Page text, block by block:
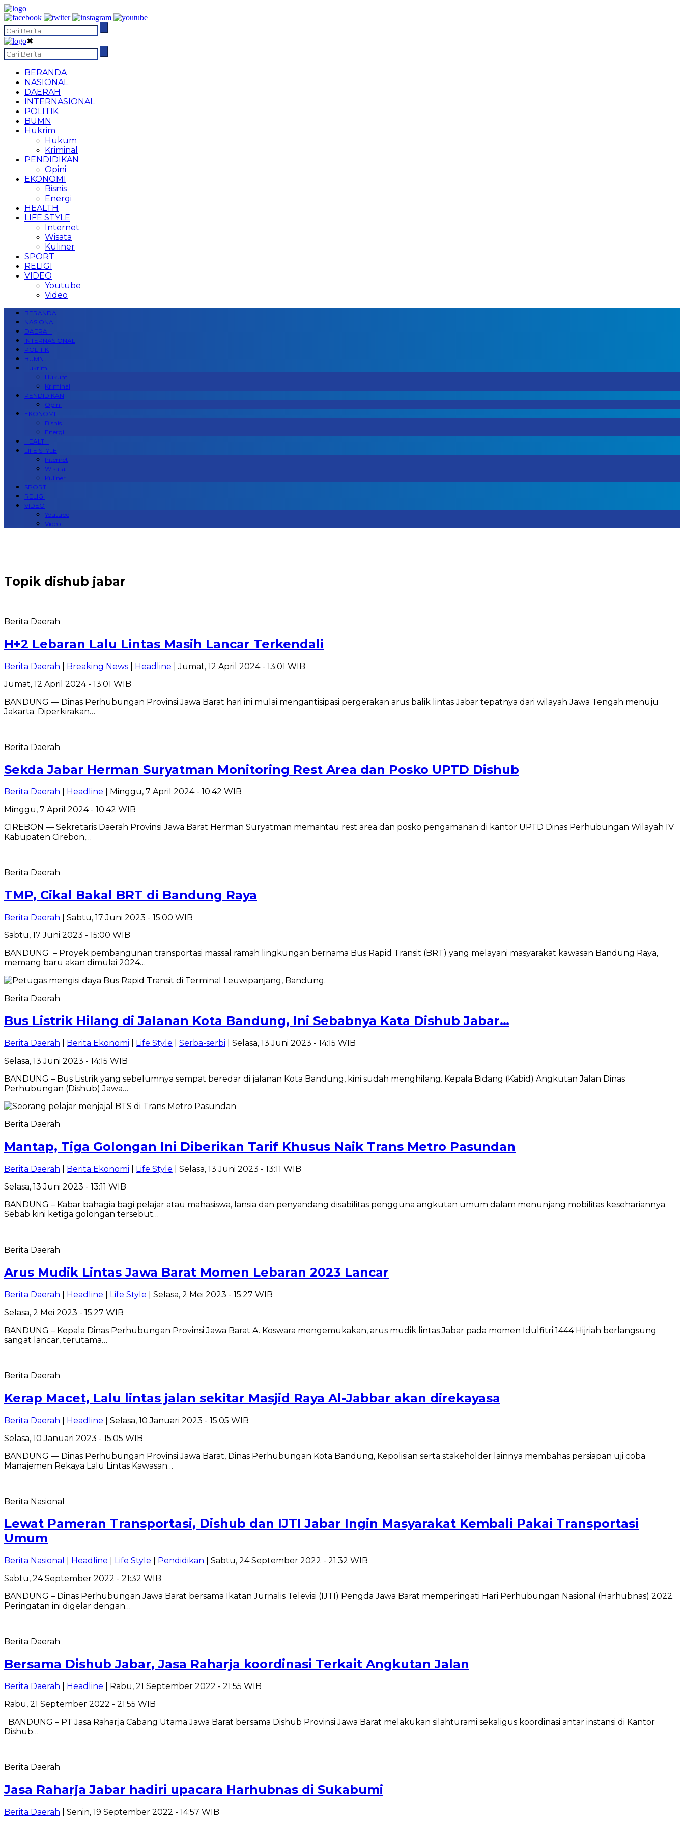
✖
BERANDA
NASIONAL
DAERAH
INTERNASIONAL
POLITIK
BUMN
Hukrim
Hukum
Kriminal
PENDIDIKAN
Opini
EKONOMI
Bisnis
Energi
HEALTH
LIFE STYLE
Internet
Wisata
Kuliner
SPORT
RELIGI
VIDEO
Youtube
Video
BERANDA
NASIONAL
DAERAH
INTERNASIONAL
POLITIK
BUMN
Hukrim
Hukum
Kriminal
PENDIDIKAN
Opini
EKONOMI
Bisnis
Energi
HEALTH
LIFE STYLE
Internet
Wisata
Kuliner
SPORT
RELIGI
VIDEO
Youtube
Video
Topik dishub jabar
Berita Daerah
H+2 Lebaran Lalu Lintas Masih Lancar Terkendali
Berita Daerah Breaking News Headline | Jumat, 12 April 2024 - 13:01 WIB
Jumat, 12 April 2024 - 13:01 WIB
BANDUNG — Dinas Perhubungan Provinsi Jawa Barat hari ini mulai mengantisipasi pergerakan arus balik lintas Jabar tepatnya dari wilayah Jawa Tengah menuju
Jakarta. Diperkirakan…
Berita Daerah
Sekda Jabar Herman Suryatman Monitoring Rest Area dan Posko UPTD Dishub
Berita Daerah Headline | Minggu, 7 April 2024 - 10:42 WIB
Minggu, 7 April 2024 - 10:42 WIB
CIREBON — Sekretaris Daerah Provinsi Jawa Barat Herman Suryatman memantau rest area dan posko pengamanan di kantor UPTD Dinas Perhubungan Wilayah IV
Kabupaten Cirebon,…
Berita Daerah
TMP, Cikal Bakal BRT di Bandung Raya
Berita Daerah | Sabtu, 17 Juni 2023 - 15:00 WIB
Sabtu, 17 Juni 2023 - 15:00 WIB
BANDUNG – Proyek pembangunan transportasi massal ramah lingkungan bernama Bus Rapid Transit (BRT) yang melayani masyarakat kawasan Bandung Raya,
memang baru akan dimulai 2024…
Berita Daerah
Bus Listrik Hilang di Jalanan Kota Bandung, Ini Sebabnya Kata Dishub Jabar…
Berita Daerah Berita Ekonomi Life Style Serba-serbi | Selasa, 13 Juni 2023 - 14:15 WIB
Selasa, 13 Juni 2023 - 14:15 WIB
BANDUNG – Bus Listrik yang sebelumnya sempat beredar di jalanan Kota Bandung, kini sudah menghilang. Kepala Bidang (Kabid) Angkutan Jalan Dinas
Perhubungan (Dishub) Jawa…
Berita Daerah
Mantap, Tiga Golongan Ini Diberikan Tarif Khusus Naik Trans Metro Pasundan
Berita Daerah Berita Ekonomi Life Style | Selasa, 13 Juni 2023 - 13:11 WIB
Selasa, 13 Juni 2023 - 13:11 WIB
BANDUNG – Kabar bahagia bagi pelajar atau mahasiswa, lansia dan penyandang disabilitas pengguna angkutan umum dalam menunjang mobilitas kesehariannya.
Sebab kini ketiga golongan tersebut…
Berita Daerah
Arus Mudik Lintas Jawa Barat Momen Lebaran 2023 Lancar
Berita Daerah Headline Life Style | Selasa, 2 Mei 2023 - 15:27 WIB
Selasa, 2 Mei 2023 - 15:27 WIB
BANDUNG – Kepala Dinas Perhubungan Provinsi Jawa Barat A. Koswara mengemukakan, arus mudik lintas Jabar pada momen Idulfitri 1444 Hijriah berlangsung
sangat lancar, terutama…
Berita Daerah
Kerap Macet, Lalu lintas jalan sekitar Masjid Raya Al-Jabbar akan direkayasa
Berita Daerah Headline | Selasa, 10 Januari 2023 - 15:05 WIB
Selasa, 10 Januari 2023 - 15:05 WIB
BANDUNG — Dinas Perhubungan Provinsi Jawa Barat, Dinas Perhubungan Kota Bandung, Kepolisian serta stakeholder lainnya membahas persiapan uji coba
Manajemen Rekaya Lalu Lintas Kawasan…
Berita Nasional
Lewat Pameran Transportasi, Dishub dan IJTI Jabar Ingin Masyarakat Kembali Pakai Transportasi
Umum
Berita Nasional Headline Life Style Pendidikan | Sabtu, 24 September 2022 - 21:32 WIB
Sabtu, 24 September 2022 - 21:32 WIB
BANDUNG – Dinas Perhubungan Jawa Barat bersama Ikatan Jurnalis Televisi (IJTI) Pengda Jawa Barat memperingati Hari Perhubungan Nasional (Harhubnas) 2022.
Peringatan ini digelar dengan…
Berita Daerah
Bersama Dishub Jabar, Jasa Raharja koordinasi Terkait Angkutan Jalan
Berita Daerah Headline | Rabu, 21 September 2022 - 21:55 WIB
Rabu, 21 September 2022 - 21:55 WIB
BANDUNG – PT Jasa Raharja Cabang Utama Jawa Barat bersama Dishub Provinsi Jawa Barat melakukan silahturami sekaligus koordinasi antar instansi di Kantor
Dishub…
Berita Daerah
Jasa Raharja Jabar hadiri upacara Harhubnas di Sukabumi
Berita Daerah | Senin, 19 September 2022 - 14:57 WIB